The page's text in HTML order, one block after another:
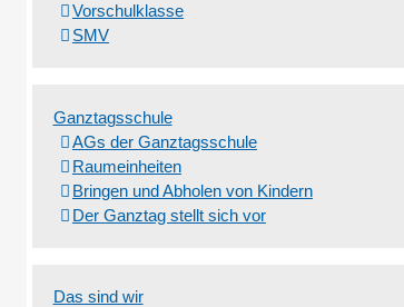
Vorschulklasse
SMV
Ganztagsschule
AGs der Ganztagsschule
Raumeinheiten
Bringen und Abholen von Kindern
Der Ganztag stellt sich vor
Das sind wir